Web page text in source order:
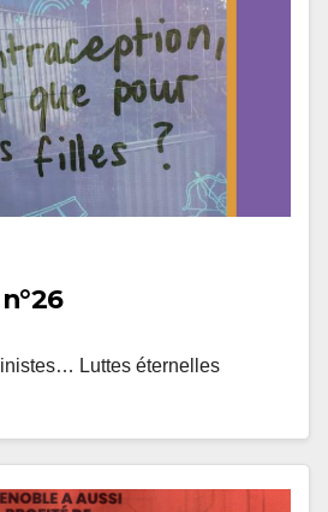
Luttes éternelles